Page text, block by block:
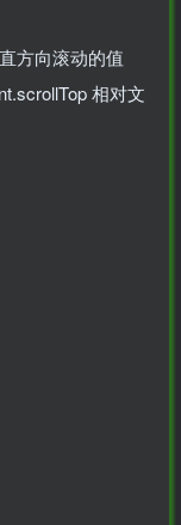
方向滚动的值
相对文